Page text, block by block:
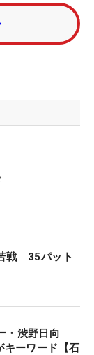
番でもバー
番で戻すと
カップ直撃
目指す。
。西郷真央
タイにつけ
リーン上で
と崩れトー
ーンとグレ
1打差の3位
、エスタ
戦 35パット
・渋野日向
ーワード【石